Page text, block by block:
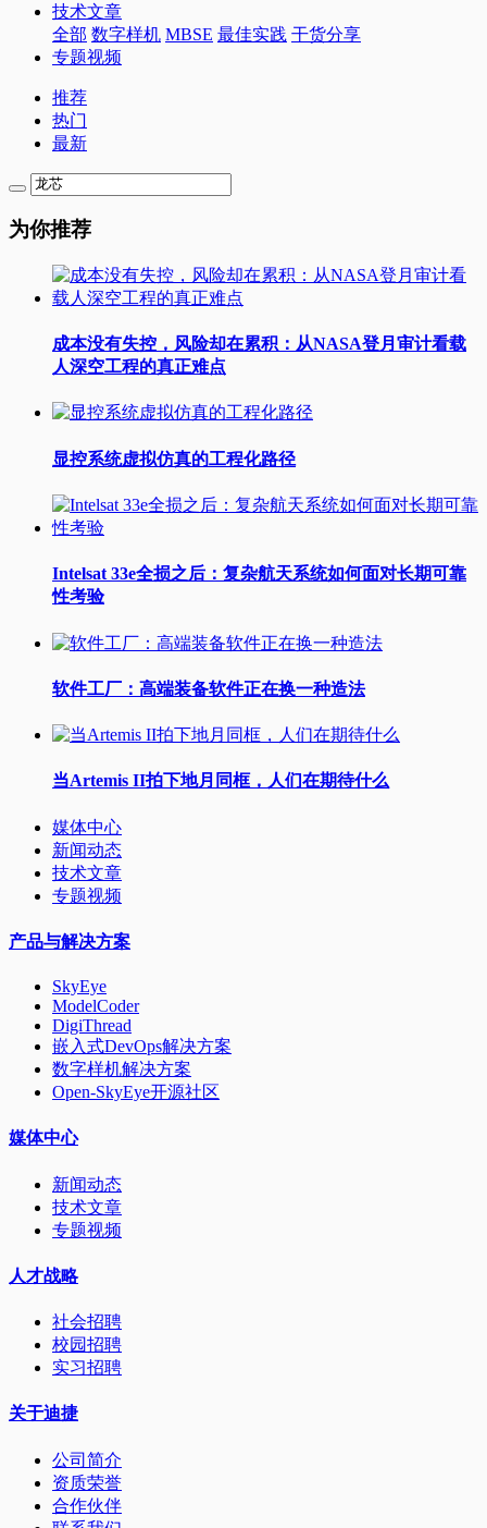
技术文章
全部 数字样机 MBSE 最佳实践 干货分享
专题视频
推荐
热门
最新
为你推荐
成本没有失控，风险却在累积：从NASA登月审计看载
人深空工程的真正难点
显控系统虚拟仿真的工程化路径
Intelsat 33e全损之后：复杂航天系统如何面对长期可靠
性考验
软件工厂：高端装备软件正在换一种造法
当Artemis II拍下地月同框，人们在期待什么
媒体中心
新闻动态
技术文章
专题视频
产品与解决方案
SkyEye
ModelCoder
DigiThread
嵌入式DevOps解决方案
数字样机解决方案
Open-SkyEye开源社区
媒体中心
新闻动态
技术文章
专题视频
人才战略
社会招聘
校园招聘
实习招聘
关于迪捷
公司简介
资质荣誉
合作伙伴